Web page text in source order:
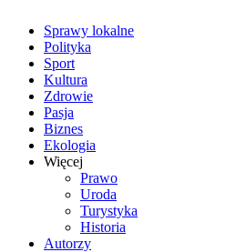
Sprawy lokalne
Polityka
Sport
Kultura
Zdrowie
Pasja
Biznes
Ekologia
Więcej
Prawo
Uroda
Turystyka
Historia
Autorzy